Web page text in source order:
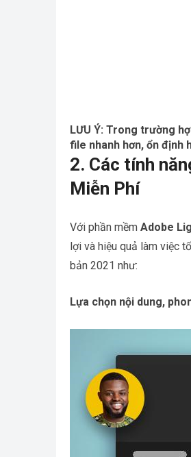
LƯU Ý: Trong trường
file nhanh hơn, ổn định
2. Các tính
Miễn Phí
Với phần mềm Adobe
lợi và hiệu quả làm việc
bản 2021 như:
Lựa chọn nội dung,